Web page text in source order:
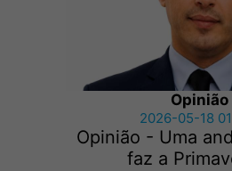
Opinião
2026-05-18
Opinião - Uma
faz a